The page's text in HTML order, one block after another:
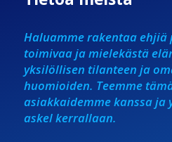
Haluamme rakentaa
toimivaa ja mielekästä
yksilöllisen tilanteen ja
huomioiden. Teemme
asiakkaidemme kanssa ja
askel kerrallaan.